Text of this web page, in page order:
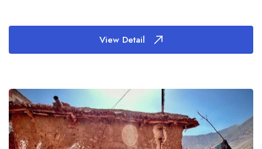
View Detail